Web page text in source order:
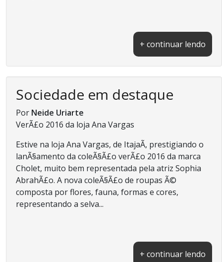
+ continuar lendo
Sociedade em destaque
Por Neide Uriarte
VerÃ£o 2016 da loja Ana Vargas
Estive na loja Ana Vargas, de ItajaÃ­, prestigiando o
lanÃ§amento da coleÃ§Ã£o verÃ£o 2016 da marca
Cholet, muito bem representada pela atriz Sophia
AbrahÃ£o. A nova coleÃ§Ã£o de roupas Ã©
composta por flores, fauna, formas e cores,
representando a selva...
+ continuar lendo